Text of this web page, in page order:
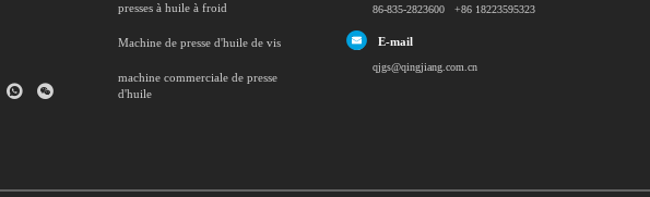
presses à huile à froid
Machine de presse d'huile de vis
machine commerciale de presse
d'huile
86-835-2823600 +86 18223595323
E-mail
qjgs@qingjiang.com.cn